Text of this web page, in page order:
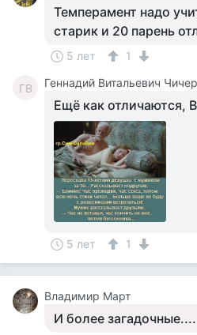
Темперамент надо
старик и 20 парень
5 лет 1
ГВ Геннадий Витальевич
Ещё как отличаются,
5 лет 1
Владимир Март
И более загадочные....